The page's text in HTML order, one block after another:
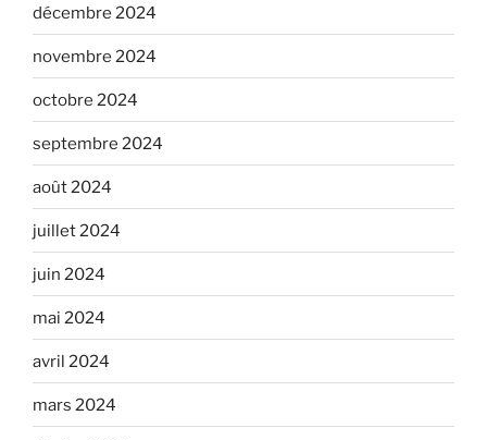
décembre 2024
novembre 2024
octobre 2024
septembre 2024
août 2024
juillet 2024
juin 2024
mai 2024
avril 2024
mars 2024